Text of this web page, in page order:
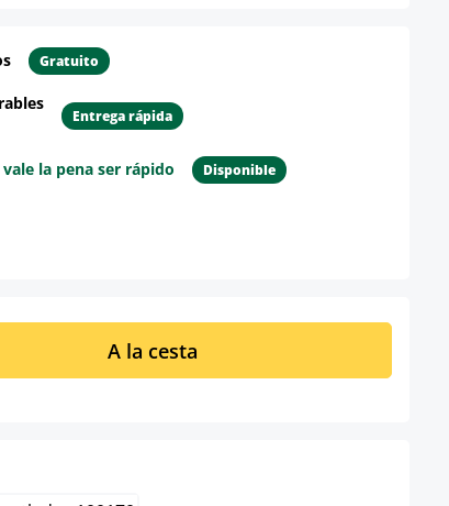
Gratuito
Entrega rápida
la pena ser rápido Disponible
introduce la cantidad deseada o
A la cesta